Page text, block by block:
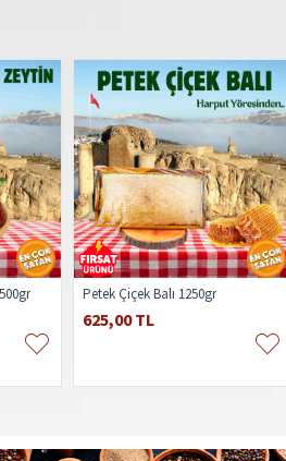
Petek Çiçek Balı 1250gr
625,00 TL